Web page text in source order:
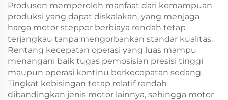
Produsen memperoleh manfaat dari kemampuan
produksi yang dapat diskalakan, yang menjaga
harga motor stepper berbiaya rendah tetap
terjangkau tanpa mengorbankan standar kualitas.
Rentang kecepatan operasi yang luas mampu
menangani baik tugas pemosisian presisi tinggi
maupun operasi kontinu berkecepatan sedang.
Tingkat kebisingan tetap relatif rendah
dibandingkan jenis motor lainnya, sehingga motor